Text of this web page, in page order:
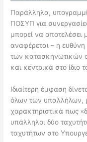
Παράλληλα,
ΠΟΣΥΠ για
μπορεί να
αναφέρεται – η
των κατασκηνωτικών
και κεντρικά στο ίδιο
Ιδιαίτερη έμφαση
όλων των υπαλλήλων,
χαρακτηριστικά πως
υπάλληλοι δύο
ταχυτήτων στο